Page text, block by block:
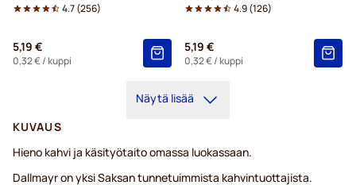
4.7(256)
5,19 €
0,32 €/ kuppi
4.9(126)
5,19 €
0,32 €/ kuppi
Näytä lisää
KUVAUS
Hieno kahvi ja käsityötaito omassa luokassaan.
Dallmayr on yksi Saksan tunnetuimmista kahvintuottajista.